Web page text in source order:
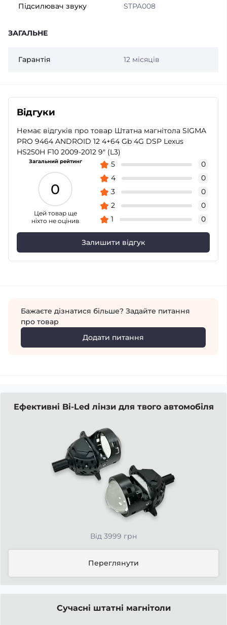
Підсилювач звуку STPA008
ЗАГАЛЬНЕ
Гарантія 12 місяців
Відгуки
Немає відгуків про товар Штатна магнітола SIGMA
PRO 9464 ANDROID 12 4+64 Gb 4G DSP Lexus
HS250H F10 2009-2012 9" (L3)
Загальний рейтинг
0
Цей товар ще
ніхто не оцінив
5
0
4
0
3
0
2
0
1
0
Залишити відгук
Бажаєте дізнатися більше? Задайте питання
про товар
Додати питання
Ефективні Bi-Led лінзи для твого автомобіля
Від 3999 грн
Переглянути
Сучасні штатні магнітоли